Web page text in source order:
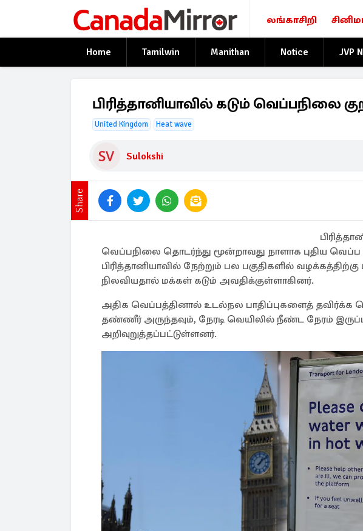
லங்காசிறி
Home Tamilwin Manithan Notice JVP
பிரித்தானியாவில் கடும் வெப்பநிலை
United Kingdom Heat wave
Sulokshi
Share
வெப்பநிலை தொடர்ந்து மூன்றாவது நாளாக புதிய வெப்ப
பிரித்தானியாவில் நேற்றும் பல பகுதிகளில்
நிலவியதால் மக்கள் கடும் அவதிக்குள்ளாகினர்.
அதிக வெப்பத்தினால் உடல்நல பாதிப்புகளைத் தவிர்க்க
தண்ணீர் அருந்தவும், நேரடி வெயிலில் நீண்ட நேரம்
அறிவுறுத்தப்பட்டுள்ளனர்.